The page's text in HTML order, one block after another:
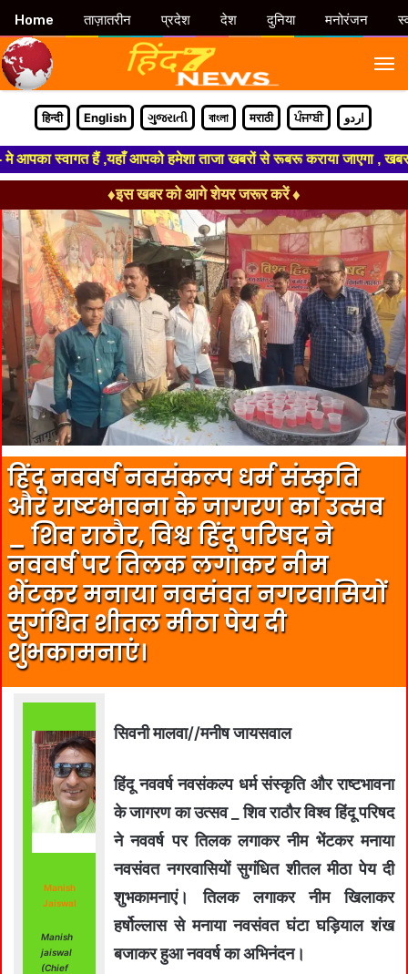
हिन्दी English ગુજરાતી বাংলা मराठी ਪੰਜਾਬੀ اردو
स्वागत हैं ,यहाँ आपको हमेशा ताजा खबरों से रूबरू कराया जाएगा , खबर
♦इस खबर को आगे शेयर जरूर करें ♦
हिंदू नववर्ष नवसंकल्प धर्म संस्कृति
और राष्टभावना के जागरण का उत्सव
_ शिव राठौर, विश्व हिंदू परिषद ने
नववर्ष पर तिलक लगाकर नीम
भेंटकर मनाया नवसंवत नगरवासियों
सुगंधित शीतल मीठा पेय दी
शुभकामनाएं।
Manish
Jaiswal
Manish
jaiswal
(Chief
सिवनी मालवा//मनीष जायसवाल
हिंदू नववर्ष नवसंकल्प धर्म संस्कृति और राष्टभावना
के जागरण का उत्सव _ शिव राठौर विश्व हिंदू परिषद
ने नववर्ष पर तिलक लगाकर नीम भेंटकर मनाया
नवसंवत नगरवासियों सुगंधित शीतल मीठा पेय दी
शुभकामनाएं। तिलक लगाकर नीम खिलाकर
हर्षोल्लास से मनाया नवसंवत घंटा घड़ियाल शंख
बजाकर हुआ नववर्ष का अभिनंदन।
Home ताज़ातरीन प्रदेश देश दुनिया मनोरंजन